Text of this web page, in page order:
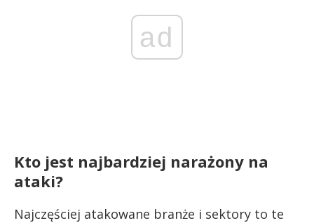
ad
Kto jest najbardziej narażony na
ataki?
Najczęściej atakowane branże i sektory to te